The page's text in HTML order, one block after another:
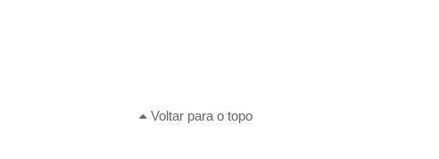
Voltar para o topo